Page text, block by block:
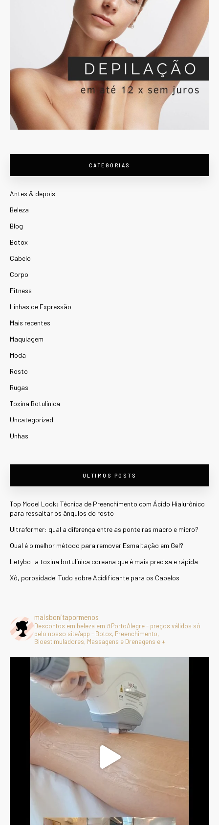
CATEGORIAS
Antes & depois
Beleza
Blog
Botox
Cabelo
Corpo
Fitness
Linhas de Expressão
Mais recentes
Maquiagem
Moda
Rosto
Rugas
Toxina Botulínica
Uncategorized
Unhas
ÚLTIMOS POSTS
Top Model Look: Técnica de Preenchimento com Ácido Hialurônico
para ressaltar os ângulos do rosto
Ultraformer: qual a diferença entre as ponteiras macro e micro?
Qual é o melhor método para remover Esmaltação em Gel?
Letybo: a toxina botulínica coreana que é mais precisa e rápida
Xô, porosidade! Tudo sobre Acidificante para os Cabelos
maisbonitapormenos
Descontos em beleza em #PortoAlegre - preços válidos só
pelo nosso site/app - Botox, Preenchimento,
Bioestimuladores, Massagens e Drenagens e +